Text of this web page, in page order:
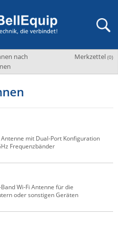
& SIM
messung
und -messung
Merkzettel (0)
nach
mit Dual-Port Konfiguration
Frequenzbänder
Wi-Fi Antenne für die
oder sonstigen Geräten